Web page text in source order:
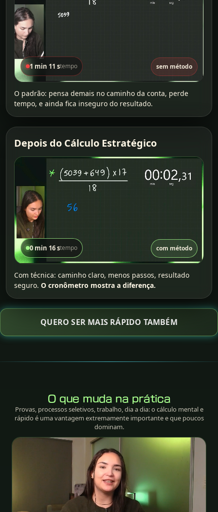
1 min 11 stempo sem método
O padrão: pensa demais no caminho da conta, perde
tempo, e ainda fica inseguro do resultado.
Depois do Cálculo Estratégico
0 min 16 stempo com método
Com técnica: caminho claro, menos passos, resultado
seguro. O cronômetro mostra a diferença.
QUERO SER MAIS RÁPIDO TAMBÉM
O que muda na prática
Provas, processos seletivos, trabalho, dia a dia: o cálculo mental e
rápido é uma vantagem extremamente importante e que poucos
dominam.